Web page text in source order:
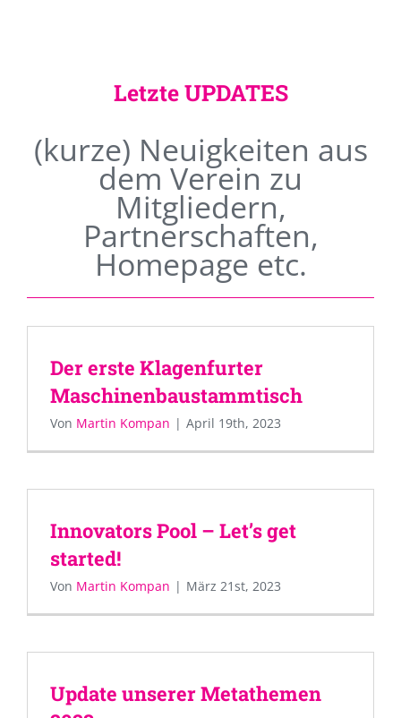
Letzte UPDATES
(kurze) Neuigkeiten aus
dem Verein zu
Mitgliedern,
Partnerschaften,
Homepage etc.
Der erste Klagenfurter
Maschinenbaustammtisch
Von Martin Kompan | April 19th, 2023
Innovators Pool – Let’s get
started!
Von Martin Kompan | März 21st, 2023
Update unserer Metathemen